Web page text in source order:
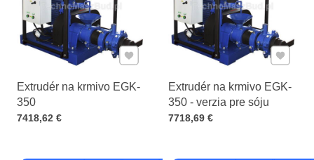
Extrudér na krmivo EGK-
350
Cena s DPH
7418,62 €
Pridať k Obľúbeným
Extrudér na krmivo EGK-
350 - verzia pre sóju
Cena s DPH
7718,69 €
Pridať k